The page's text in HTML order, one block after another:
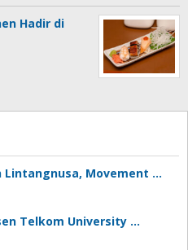
Hadir di
Lintangnusa, Movement …
Telkom University …